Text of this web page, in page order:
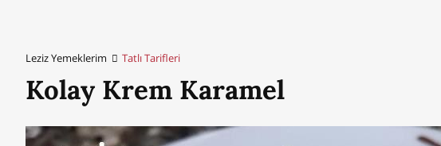
Leziz Yemeklerim Tatlı Tarifleri
Kolay Krem Karamel